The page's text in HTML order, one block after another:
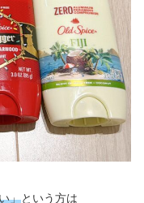
」という方は